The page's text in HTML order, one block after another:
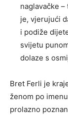
naglavačke
je, vjerujući
i podiže
svijetu
dolaze s
Bret Ferli je
ženom po
prolazno